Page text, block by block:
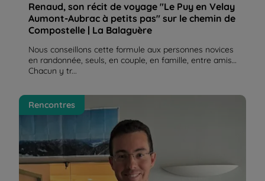
Renaud, son récit de voyage "Le Puy en Velay
Aumont-Aubrac à petits pas" sur le chemin de
Compostelle | La Balaguère
Nous conseillons cette formule aux personnes novices
en randonnée, seuls, en couple, en famille, entre amis…
Chacun y tr...
Les Îles Canaries, archipel de diversité et de
contrastes
Rencontres